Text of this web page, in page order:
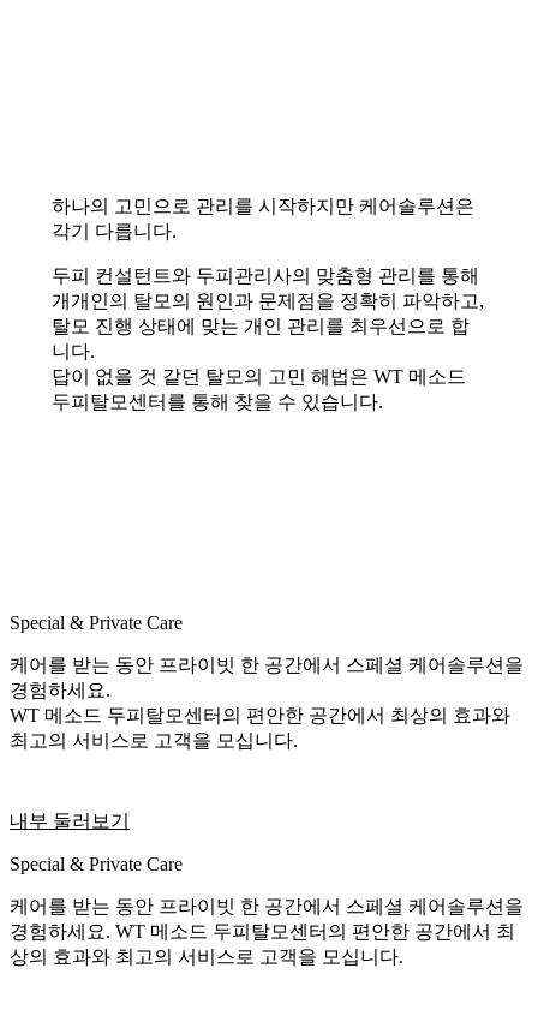
하나의 고민으로 관리를 시작하지만 케어솔루션은
각기 다릅니다.
두피 컨설턴트와 두피관리사의 맞춤형 관리를 통해
개개인의 탈모의 원인과 문제점을 정확히 파악하고,
탈모 진행 상태에 맞는 개인 관리를 최우선으로 합
니다.
답이 없을 것 같던 탈모의 고민 해법은 WT 메소드
두피탈모센터를 통해 찾을 수 있습니다.
Special & Private Care
케어를 받는 동안 프라이빗 한 공간에서 스페셜 케어솔루션을
경험하세요.
WT 메소드 두피탈모센터의 편안한 공간에서 최상의 효과와
최고의 서비스로 고객을 모십니다.
내부 둘러보기
Special & Private Care
케어를 받는 동안 프라이빗 한 공간에서 스페셜 케어솔루션을
경험하세요. WT 메소드 두피탈모센터의 편안한 공간에서 최
상의 효과와 최고의 서비스로 고객을 모십니다.